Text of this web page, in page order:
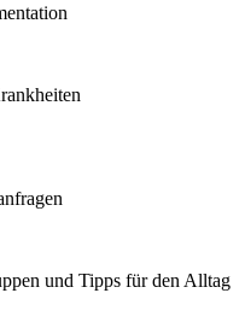
und Tipps für den Alltag